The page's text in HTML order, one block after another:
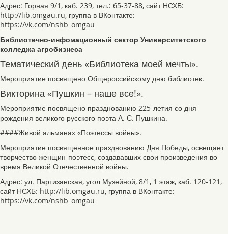
Адрес: Горная 9/1, каб. 239, тел.: 65-37-88, сайт НСХБ:
http://lib.omgau.ru, группа в ВКонтакте:
https://vk.com/nshb_omgau
Библиотечно-инфомационный сектор Университетского
колледжа агробизнеса
Тематический день «Библиотека моей мечты».
Мероприятие посвящено Общероссийскому дню библиотек.
Викторина «Пушкин – наше все!».
Мероприятие посвящено празднованию 225-летия со дня
рождения великого русского поэта А. С. Пушкина.
####Живой альманах «Поэтессы войны».
Мероприятие посвященное празднованию Дня Победы, освещает
творчество женщин-поэтесс, создававших свои произведения во
время Великой Отечественной войны.
Адрес: ул. Партизанская, угол Музейной, 8/1, 1 этаж, каб. 120-121,
сайт НСХБ: http://lib.omgau.ru, группа в ВКонтакте:
https://vk.com/nshb_omgau